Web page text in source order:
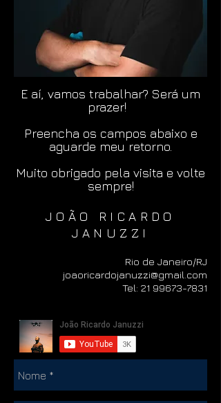
E aí, vamos trabalhar? Será um
prazer!
Preencha os campos abaixo e
aguarde meu retorno.
Muito obrigado pela visita e volte
sempre!
JOÃO RICARDO
JANUZZI
Rio de Janeiro/RJ
joaoricardojanuzzi@gmail.com
Tel: 21 99673-7831